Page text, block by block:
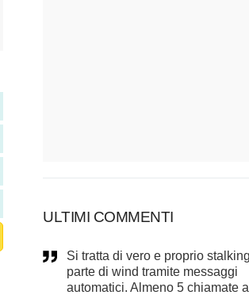
ULTIMI COMMENTI
Si tratta di vero e proprio stalking da
parte di wind tramite messaggi
automatici. Almeno 5 chiamate al